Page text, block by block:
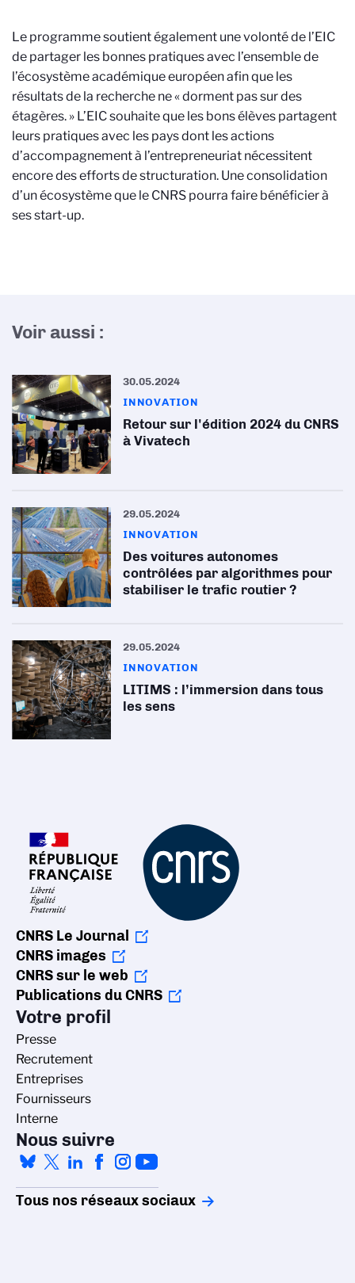
Le programme soutient également une volonté de l’EIC
de partager les bonnes pratiques avec l’ensemble de
l’écosystème académique européen afin que les
résultats de la recherche ne « dorment pas sur des
étagères. » L’EIC souhaite que les bons élèves partagent
leurs pratiques avec les pays dont les actions
d’accompagnement à l’entrepreneuriat nécessitent
encore des efforts de structuration. Une consolidation
d’un écosystème que le CNRS pourra faire bénéficier à
ses start-up.
Voir aussi :
30.05.2024
INNOVATION
Retour sur l'édition 2024 du CNRS
à Vivatech
29.05.2024
INNOVATION
Des voitures autonomes
contrôlées par algorithmes pour
stabiliser le trafic routier ?
29.05.2024
INNOVATION
LITIMS : l’immersion dans tous
les sens
CNRS Le Journal
CNRS images
CNRS sur le web
Publications du CNRS
Votre profil
Presse
Recrutement
Entreprises
Fournisseurs
Interne
Nous suivre
Tous nos réseaux sociaux